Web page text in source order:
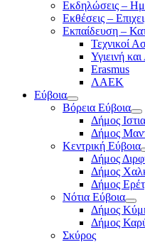
Εκδηλώσεις –
Εκθέσεις –
Εκπαίδευση –
Τεχνικοί
Υγιεινή
Erasmus
ΛΑΕΚ
Εύβοια
Βόρεια Εύβοια
Δήμος
Δήμος
Κεντρική Εύβοια
Δήμος
Δήμος
Δήμος
Νότια Εύβοια
Δήμος
Δήμος
Σκύρος